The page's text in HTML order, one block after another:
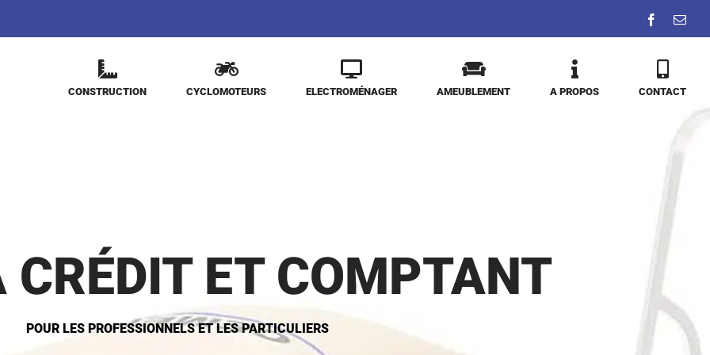
Facebook
CONSTRUCTION CYCLOMOTEURS ELECTROMÉNAGER AMEUBLEMENT A PROPOS CONTACT
CRÉDIT ET COMPTANT
POUR LES PROFESSIONNELS ET LES PARTICULIERS